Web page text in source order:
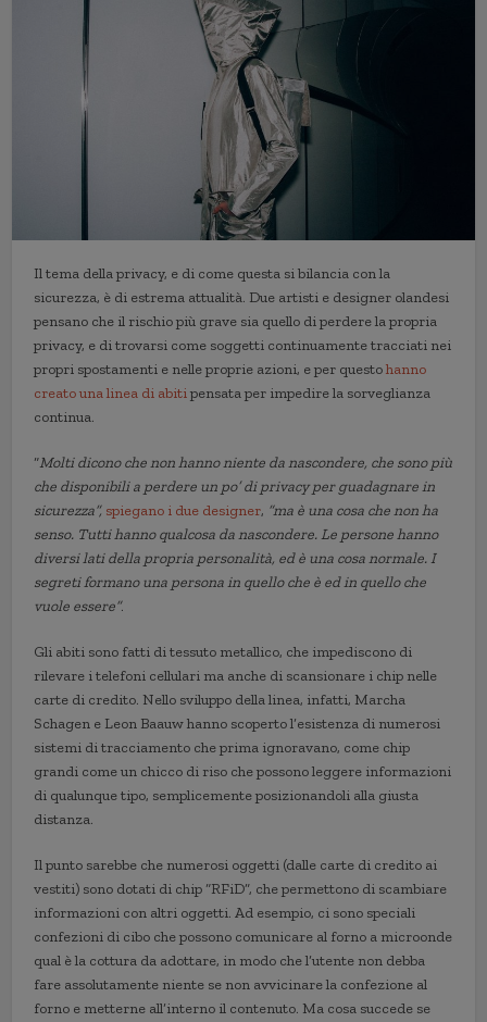
Il tema della privacy, e di come questa si bilancia con la
sicurezza, è di estrema attualità. Due artisti e designer olandesi
pensano che il rischio più grave sia quello di perdere la propria
privacy, e di trovarsi come soggetti continuamente tracciati nei
propri spostamenti e nelle proprie azioni, e per questohanno
creato una linea di abitipensata per impedire la sorveglianza
continua.
“Molti dicono che non hanno niente da nascondere, che sono più
che disponibili a perdere un po’ di privacy per guadagnare in
sicurezza”, spiegano i due designer, “ma è una cosa che non ha
senso. Tutti hanno qualcosa da nascondere. Le persone hanno
diversi lati della propria personalità, ed è una cosa normale. I
segreti formano una persona in quello che è ed in quello che
vuole essere”.
Gli abiti sono fatti di tessuto metallico, che impediscono di
rilevare i telefoni cellulari ma anche di scansionare i chip nelle
carte di credito. Nello sviluppo della linea, infatti, Marcha
Schagen e Leon Baauw hanno scoperto l’esistenza di numerosi
sistemi di tracciamento che prima ignoravano, come chip
grandi come un chicco di riso che possono leggere informazioni
di qualunque tipo, semplicemente posizionandoli alla giusta
distanza.
Il punto sarebbe che numerosi oggetti (dalle carte di credito ai
vestiti) sono dotati di chip “RFiD”, che permettono di scambiare
informazioni con altri oggetti. Ad esempio, ci sono speciali
confezioni di cibo che possono comunicare al forno a microonde
qual è la cottura da adottare, in modo che l’utente non debba
fare assolutamente niente se non avvicinare la confezione al
forno e metterne all’interno il contenuto. Ma cosa succede se